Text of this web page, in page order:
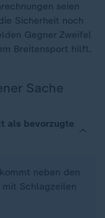
seien
Sicherheit noch
Gegner Zweifel
Breitensport hilft.
Sache
als bevorzugte
neben den
mit Schlagzeilen